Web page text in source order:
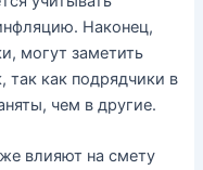
Наконец,
могут заметить
так как подрядчики в
чем в другие.
влияют на смету